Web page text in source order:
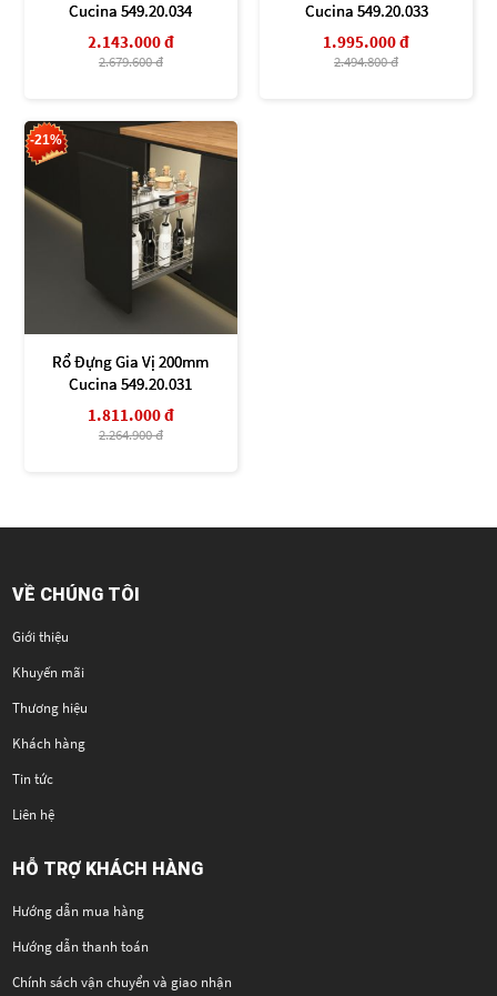
Cucina 549.20.034
2.143.000 đ
2.679.600 đ
Cucina 549.20.033
1.995.000 đ
2.494.800 đ
-21%
Rổ Đựng Gia Vị 200mm
Cucina 549.20.031
1.811.000 đ
2.264.900 đ
VỀ CHÚNG TÔI
Giới thiệu
Khuyến mãi
Thương hiệu
Khách hàng
Tin tức
Liên hệ
HỖ TRỢ KHÁCH HÀNG
Hướng dẫn mua hàng
Hướng dẫn thanh toán
Chính sách vận chuyển và giao nhận